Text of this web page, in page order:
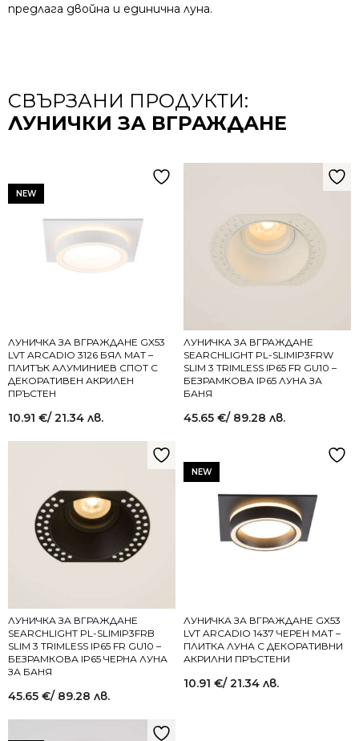
предлага двойна и единична луна.
СВЪРЗАНИ ПРОДУКТИ:
ЛУНИЧКИ ЗА ВГРАЖДАНЕ
NEW
ЛУНИЧКА ЗА ВГРАЖДАНЕ GX53
LVT ARCADIO 3126 БЯЛ МАТ –
ПЛИТЪК АЛУМИНИЕВ СПОТ С
ДЕКОРАТИВЕН АКРИЛЕН
ПРЪСТЕН
10.91 €/ 21.34 лв.
ЛУНИЧКА ЗА ВГРАЖДАНЕ
SEARCHLIGHT PL-SLIMIP3FRW
SLIM 3 TRIMLESS IP65 FR GU10 –
БЕЗРАМКОВА IP65 ЛУНА ЗА
БАНЯ
45.65 €/ 89.28 лв.
ЛУНИЧКА ЗА ВГРАЖДАНЕ
SEARCHLIGHT PL-SLIMIP3FRB
SLIM 3 TRIMLESS IP65 FR GU10 –
БЕЗРАМКОВА IP65 ЧЕРНА ЛУНА
ЗА БАНЯ
45.65 €/ 89.28 лв.
NEW
ЛУНИЧКА ЗА ВГРАЖДАНЕ GX53
LVT ARCADIO 1437 ЧЕРЕН МАТ –
ПЛИТКА ЛУНА С ДЕКОРАТИВНИ
АКРИЛНИ ПРЪСТЕНИ
10.91 €/ 21.34 лв.